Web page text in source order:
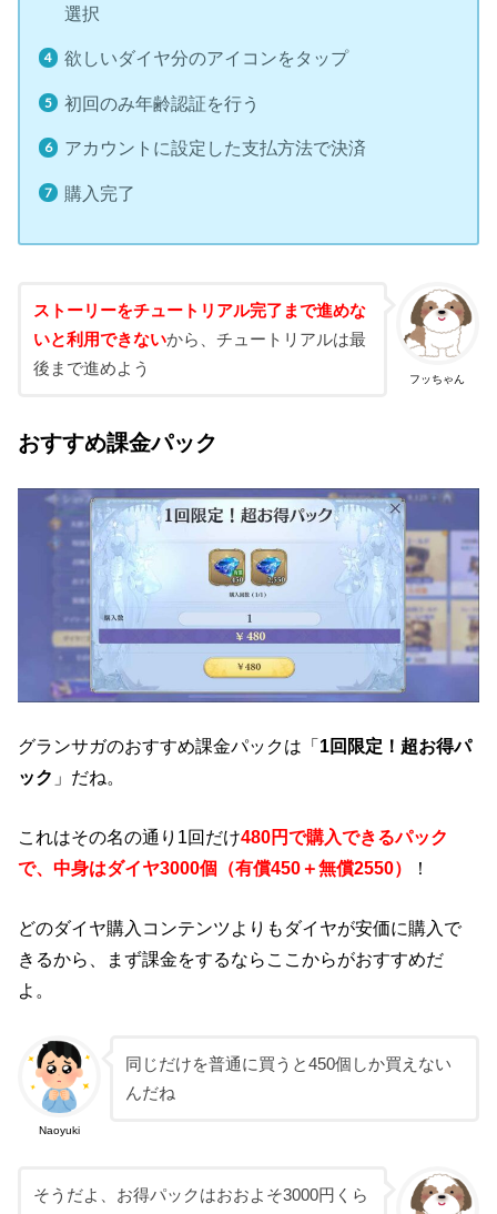
選択
欲しいダイヤ分のアイコンをタップ
初回のみ年齢認証を行う
アカウントに設定した支払方法で決済
購入完了
フッちゃん
ストーリーをチュートリアル完了まで進めな
いと利用できないから、チュートリアルは最
後まで進めよう
おすすめ課金パック
グランサガのおすすめ課金パックは「1回限定！超お得パ
ック 」だね。
これはその名の通り1回だけ480円で購入できるパック
で、中身はダイヤ3000個（有償450＋無償2550）
！
どのダイヤ購入コンテンツよりもダイヤが安価に購入で
きるから、まず課金をするならここからがおすすめだ
よ。
Naoyuki
同じだけを普通に買うと450個しか買えない
んだね
そうだよ、お得パックはおおよそ3000円くら